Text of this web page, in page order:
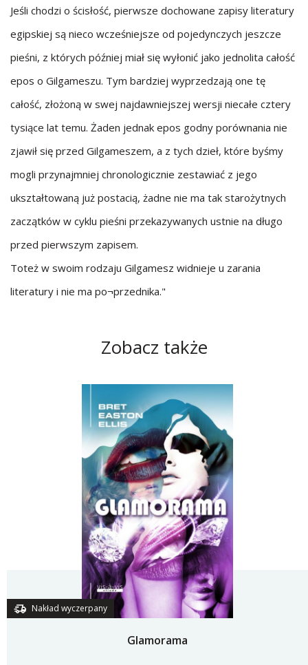
Jeśli chodzi o ścisłość, pierwsze dochowane zapisy literatury
egipskiej są nieco wcześniejsze od pojedynczych jeszcze
pieśni, z których później miał się wyłonić jako jednolita całość
epos o Gilgameszu. Tym bardziej wyprzedzają one tę
całość, złożoną w swej najdawniejszej wersji niecałe cztery
tysiące lat temu. Żaden jednak epos godny porównania nie
zjawił się przed Gilgameszem, a z tych dzieł, które byśmy
mogli przynajmniej chronologicznie zestawiać z jego
ukształtowaną już postacią, żadne nie ma tak starożytnych
zaczątków w cyklu pieśni przekazywanych ustnie na długo
przed pierwszym zapisem.
Toteż w swoim rodzaju Gilgamesz widnieje u zarania
literatury i nie ma po¬przednika."
Zobacz także
Nakład wyczerpany
Glamorama